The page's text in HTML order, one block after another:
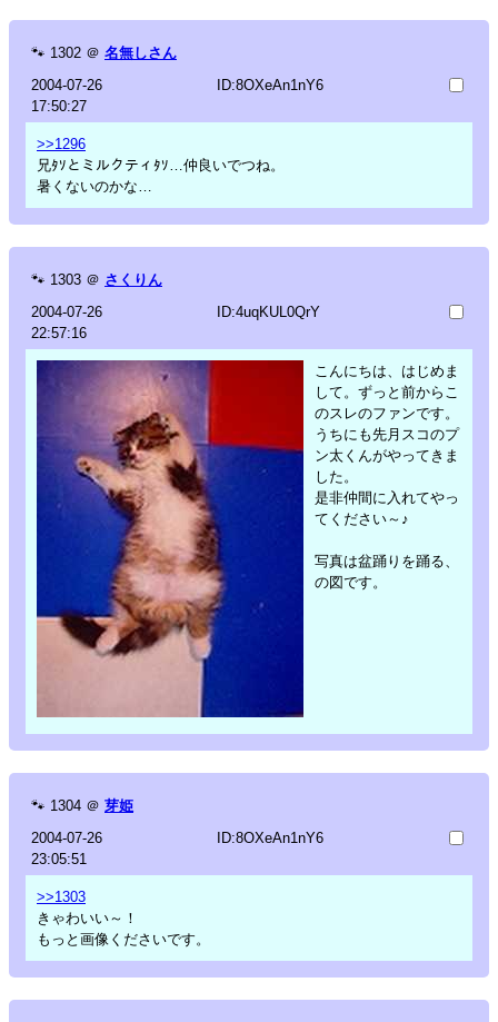
🐾 1302 ＠ 名無しさん
2004-07-26
17:50:27
ID:8OXeAn1nY6
>>1296
兄ﾀｿとミルクティﾀｿ…仲良いでつね。
暑くないのかな…
🐾 1303 ＠ さくりん
2004-07-26
22:57:16
ID:4uqKUL0QrY
こんにちは、はじめま
して。ずっと前からこ
のスレのファンです。
うちにも先月スコのプ
ン太くんがやってきま
した。
是非仲間に入れてやっ
てください～♪
写真は盆踊りを踊る、
の図です。
🐾 1304 ＠ 芽姫
2004-07-26
23:05:51
ID:8OXeAn1nY6
>>1303
きゃわいい～！
もっと画像くださいです。